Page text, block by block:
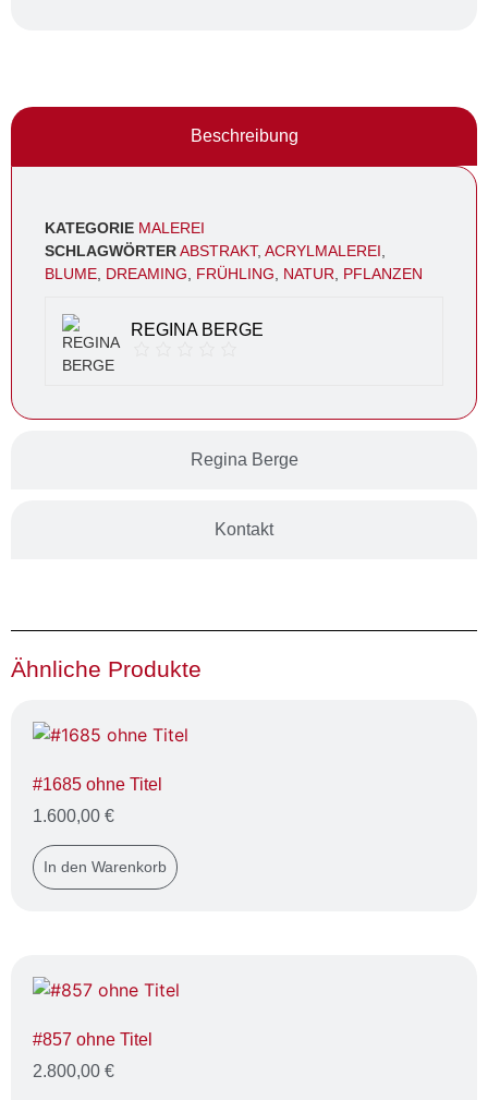
Beschreibung
Regina Berge
Kontakt
KATEGORIE MALEREI
SCHLAGWÖRTERABSTRAKT, ACRYLMALEREI
BLUME DREAMING FRÜHLING NATUR PFLANZEN
REGINA BERGE
Ähnliche Produkte
#1685 ohne Titel
1.600,00 €
In den Warenkorb
#857 ohne Titel
2.800,00 €